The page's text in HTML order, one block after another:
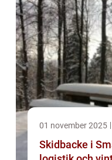
01 november 2025
Skidbacke i